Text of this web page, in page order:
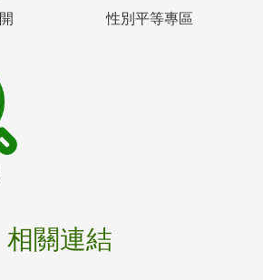
性別平等專區
相關連結